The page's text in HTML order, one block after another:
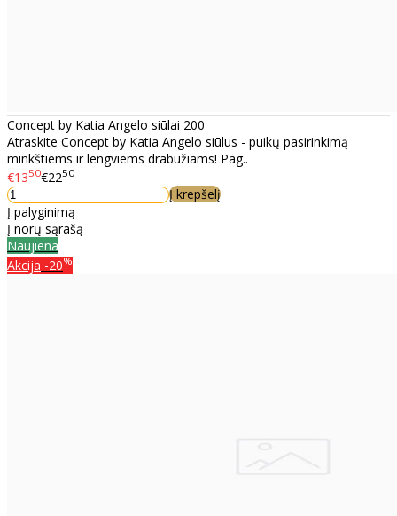
Concept by Katia Angelo siūlai 200
Atraskite Concept by Katia Angelo siūlus - puikų pasirinkimą
minkštiems ir lengviems drabužiams! Pag..
€1350€2250
Į krepšelį
Į palyginimą
Į norų sąrašą
Naujiena
Akcija -20%